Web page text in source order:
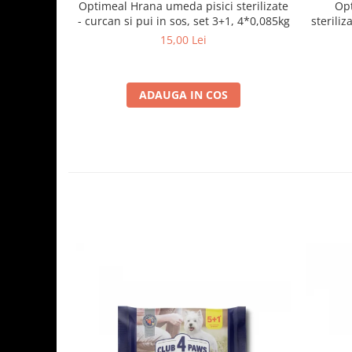
Optimeal Hrana umeda pisici sterilizate
- curcan si pui in sos, set 3+1, 4*0,085kg
15,00 Lei
ADAUGA IN COS